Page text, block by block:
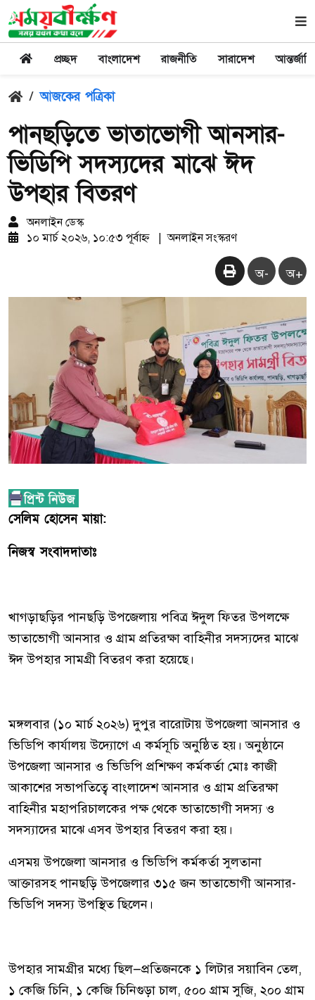
প্রচ্ছদ বাংলাদেশ রাজনীতি সারাদেশ
/ আজকের পত্রিকা
পানছড়িতে ভাতাভোগী আনসার-
ভিডিপি সদস্যদের মাঝে ঈদ
উপহার বিতরণ
অনলাইন ডেস্ক
১০ মার্চ ২০২৬, ১০:৫৩ পূর্বাহ্ন
অনলাইন সংস্করণ
অ- অ+
সেলিম হোসেন মায়া:
নিজস্ব সংবাদদাতাঃ
খাগড়াছড়ির পানছড়ি উপজেলায় পবিত্র ঈদুল ফিতর উপলক্ষে
ভাতাভোগী আনসার ও গ্রাম প্রতিরক্ষা বাহিনীর সদস্যদের মাঝে
ঈদ উপহার সামগ্রী বিতরণ করা হয়েছে।
মঙ্গলবার (১০ মার্চ ২০২৬) দুপুর বারোটায় উপজেলা আনসার ও
ভিডিপি কার্যালয় উদ্যোগে এ কর্মসূচি অনুষ্ঠিত হয়। অনুষ্ঠানে
উপজেলা আনসার ও ভিডিপি প্রশিক্ষণ কর্মকর্তা মোঃ কাজী
আকাশের সভাপতিত্বে বাংলাদেশ আনসার ও গ্রাম প্রতিরক্ষা
বাহিনীর মহাপরিচালকের পক্ষ থেকে ভাতাভোগী সদস্য ও
সদস্যাদের মাঝে এসব উপহার বিতরণ করা হয়।
এসময় উপজেলা আনসার ও ভিডিপি কর্মকর্তা সুলতানা
আক্তারসহ পানছড়ি উপজেলার ৩১৫ জন ভাতাভোগী আনসার-
ভিডিপি সদস্য উপস্থিত ছিলেন।
উপহার সামগ্রীর মধ্যে ছিল—প্রতিজনকে ১ লিটার সয়াবিন তেল,
১ কেজি চিনি, ১ কেজি চিনিগুড়া চাল, ৫০০ গ্রাম সুজি, ২০০ গ্রাম